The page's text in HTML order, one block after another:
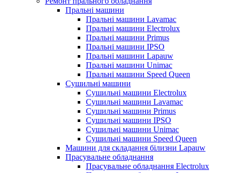
Пральні машини
Пральні машини Lavamac
Пральні машини Electrolux
Пральні машини Primus
Пральні машини IPSO
Пральні машини Lapauw
Пральні машини Unimac
Пральні машини Speed Queen
Сушильні машини
Сушильні машини Electrolux
Сушильні машини Lavamac
Сушильні машини Primus
Сушильні машини IPSO
Сушильні машини Unimac
Сушильні машини Speed Queen
Машини для складання білизни Lapauw
Прасувальне обладнання
Прасувальне обладнання Electrolux